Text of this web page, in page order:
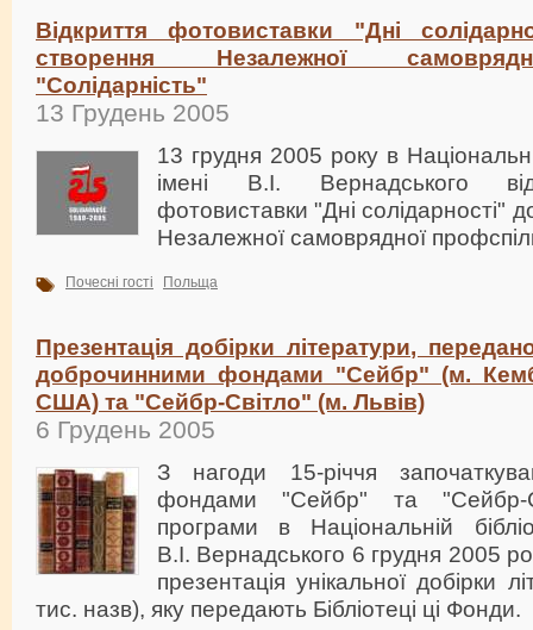
Відкриття фотовиставки "Дні
створення Незалежної
"Солідарність"
13 Грудень 2005
13 грудня 2005 року в
імені В.І. Вернадського
фотовиставки "Дні солідарності"
Незалежної самоврядної
Почесні гості Польща
Презентація добірки літератури,
доброчинними фондами "Сейбр" (м.
США) та "Сейбр-Світло" (м. Львів)
6 Грудень 2005
З нагоди 15-річчя
фондами "Сейбр" та "Сейбр-
програми в Національній
В.І. Вернадського 6 грудня 2005
презентація унікальної добірки
тис. назв), яку передають Бібліотеці ці Фонди.